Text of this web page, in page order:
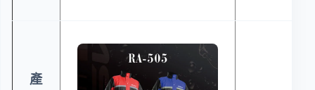
產